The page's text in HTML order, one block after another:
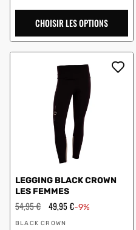
CHOISIR LES OPTIONS
LEGGING BLACK CROWN
LES FEMMES
Prix
régulier
54,95 € Prix
solde
49,95 €-9%
Vendeur
BLACK CROWN